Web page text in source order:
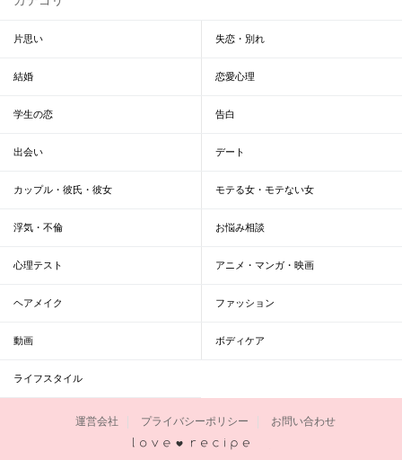
片思い 失恋・別れ
結婚 恋愛心理
学生の恋 告白
出会い デート
カップル・彼氏・彼女 モテる女・モテない女
浮気・不倫 お悩み相談
心理テスト アニメ・マンガ・映画
ヘアメイク ファッション
動画 ボディケア
ライフスタイル
運営会社 プライバシーポリシー お問い合わせ